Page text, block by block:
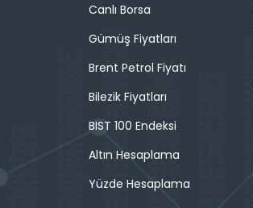
Canlı Borsa
Gümüş Fiyatları
Brent Petrol Fiyatı
Bilezik Fiyatları
BIST 100 Endeksi
Altın Hesaplama
Yüzde Hesaplama